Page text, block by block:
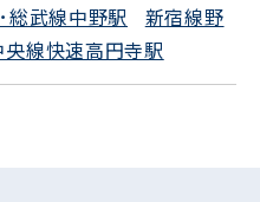
問い合わせ
総武線中野駅
新宿線野
央線快速高円寺駅